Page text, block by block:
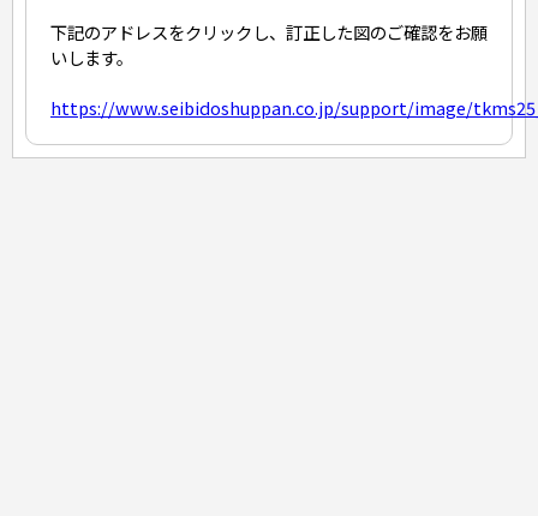
下記のアドレスをクリックし、訂正した図のご確認をお願
いします。
https://www.seibidoshuppan.co.jp/support/image/